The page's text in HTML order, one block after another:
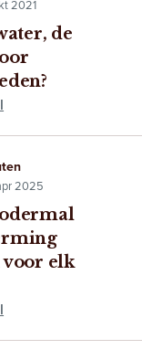
2021
de
2025
elk